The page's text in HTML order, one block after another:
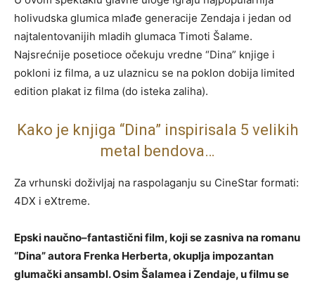
holivudska glumica mlađe generacije Zendaja i jedan od
najtalentovanijih mladih glumaca Timoti Šalame.
Najsrećnije posetioce očekuju vredne “Dina” knjige i
pokloni iz filma, a uz ulaznicu se na poklon dobija limited
edition plakat iz filma (do isteka zaliha).
Kako je knjiga “Dina” inspirisala 5 velikih
metal bendova…
Za vrhunski doživljaj na raspolaganju su CineStar formati:
4DX i eXtreme.
Epski naučno–fantastični film, koji se zasniva na romanu
“Dina” autora Frenka Herberta, okuplja impozantan
glumački ansambl. Osim Šalamea i Zendaje, u filmu se